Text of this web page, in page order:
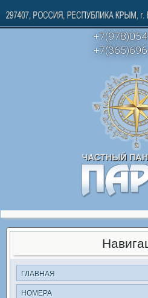
ГЛАВНАЯ
НОМЕРА